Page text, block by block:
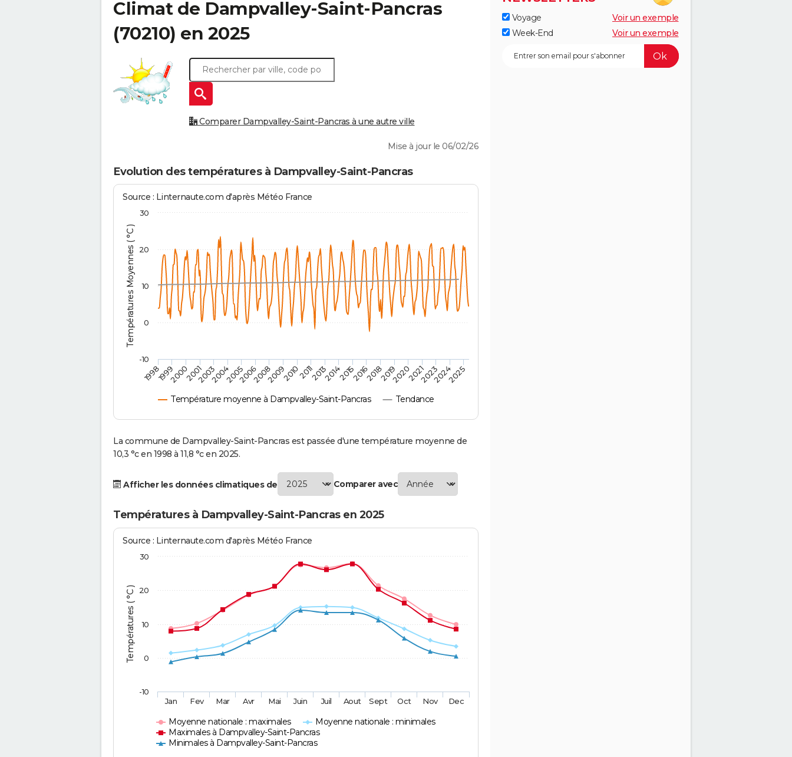
Climat de Dampvalley-Saint-Pancras
(70210) en 2025
Comparer Dampvalley-Saint-Pancras à une autre ville
Mise à jour le 06/02/26
Evolution des températures à Dampvalley-Saint-Pancras
Températures Moyennes ( °C )
Source : Linternaute.com d'après Météo France
Température moyenne à Dampvalley-Saint-Pancras Tendance
1998 2014
199920002001200320042005200620082009201020112013 201520162018201920202021202320242025
-10
0
10
20
30
La commune de Dampvalley-Saint-Pancras est passée d'une température moyenne de
10,3 °c en 1998 à 11,8 °c en 2025.
Afficher les données climatiques de Comparer avec
Températures à Dampvalley-Saint-Pancras en 2025
Températures ( °C )
Source : Linternaute.com d'après Météo France
Moyenne nationale : maximales
Moyenne nationale : minimales
Maximales à Dampvalley-Saint-Pancras
Minimales à Dampvalley-Saint-Pancras
Jan Fev Mar Avr Mai Juin Juil Aout Sept Oct Nov Dec
-10
0
10
20
30
Voyage
Voir un exemple
Week-End
Voir un exemple